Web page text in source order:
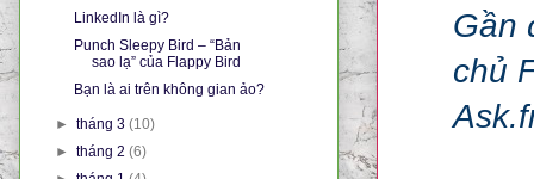
Gần
chủ
LinkedIn là gì?
Punch Sleepy Bird – “Bản
sao lạ” của Flappy Bird
Bạn là ai trên không gian ảo?
►tháng 3(10)
►tháng 2(6)